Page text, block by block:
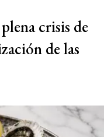
crisis de
de las